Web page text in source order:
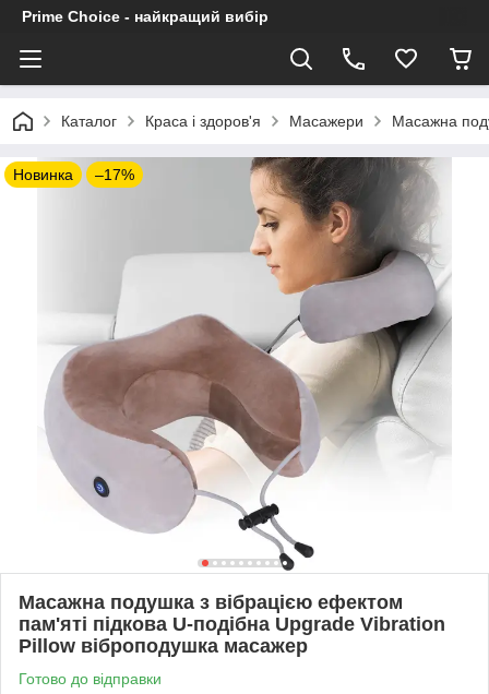
Prime Choice - найкращий вибір
Каталог Краса і здоров'я Масажери Масажна
Новинка –17%
Масажна подушка з вібрацією ефектом
пам'яті підкова U-подібна Upgrade Vibration
Pillow віброподушка масажер
Готово до відправки